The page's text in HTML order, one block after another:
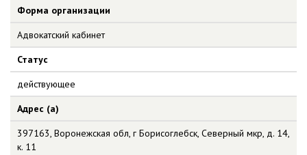
Форма организации
Адвокатский кабинет
Статус
действующее
Адрес (а)
397163, Воронежская обл, г Борисоглебск, Северный мкр, д. 14,
к. 11